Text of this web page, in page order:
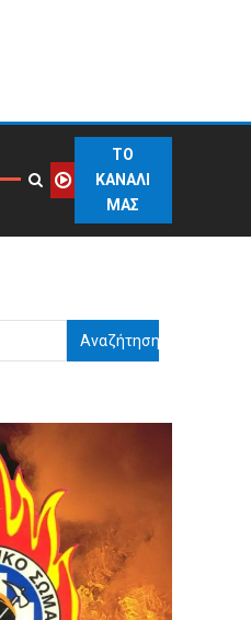
ΤΟ
ΚΑΝΑΛΙ
ΜΑΣ